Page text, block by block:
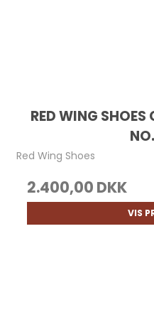
RED WING
Red Wing Shoes
2.400,00 DKK
VIS